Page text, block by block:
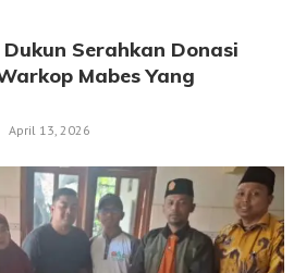
Dukun Serahkan Donasi
Mabes Yang
April 13, 2026